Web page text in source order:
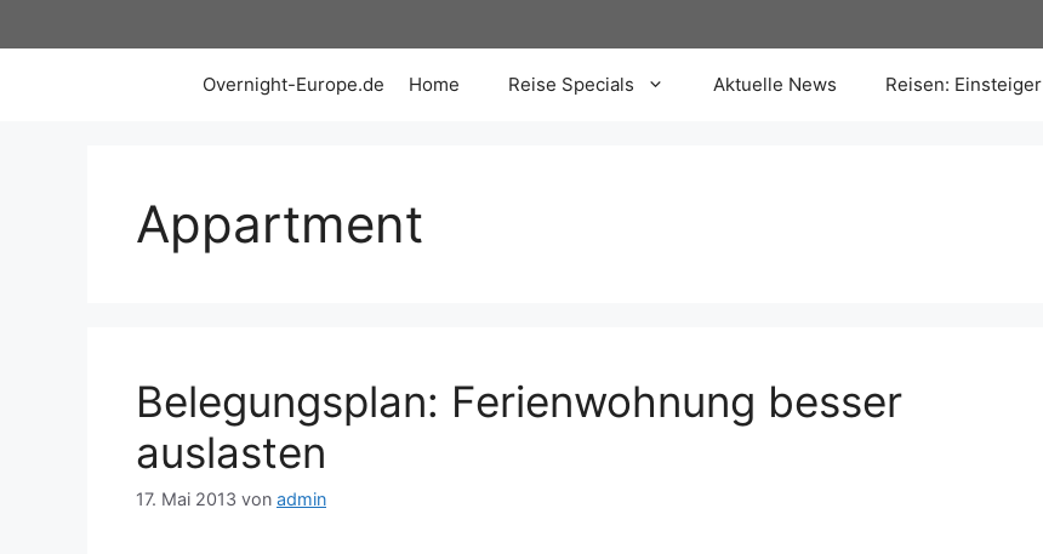
Inhalt
Overnight-Europe.de Home Reise Specials Aktuelle News Reisen: Einsteiger
Appartment
Belegungsplan: Ferienwohnung besser
auslasten
17. Mai 2013 von admin